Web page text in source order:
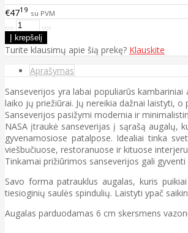
€4719 su PVM
Turite klausimų apie šią prekę? Klauskite
Aprašymas
Sanseverijos yra labai populiarūs
laiko jų priežiūrai. Jų nereikia dažnai laistyti,
Sanseverijos pasižymi modernia ir
NASA įtraukė sanseverijas į sąrašą augalų,
gyvenamosiose patalpose. Idealiai tinka
viešbučiuose, restoranuose ir kituose
Tinkamai prižiūrimos sanseverijos gali
Savo forma patrauklus augalas, kuris
tiesioginių saulės spindulių. Laistyti ypač
Augalas parduodamas 6 cm skersmens